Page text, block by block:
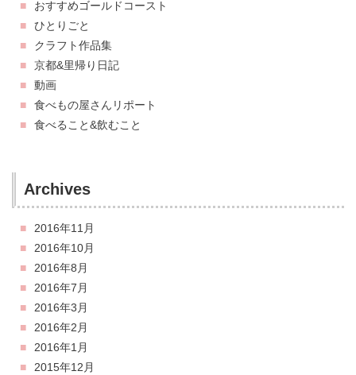
おすすめゴールドコースト
ひとりごと
クラフト作品集
京都&里帰り日記
動画
食べもの屋さんリポート
食べること&飲むこと
Archives
2016年11月
2016年10月
2016年8月
2016年7月
2016年3月
2016年2月
2016年1月
2015年12月